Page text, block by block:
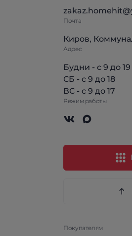
Почта
Киров,
Адрес
Будни - с 9 до 19
СБ - с 9 до 18
ВС - с 9 до 17
Режим работы
Покупателям